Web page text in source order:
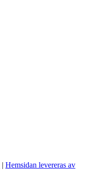
| Hemsidan levereras av